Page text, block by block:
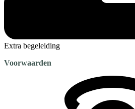
Extra begeleiding
Voorwaarden